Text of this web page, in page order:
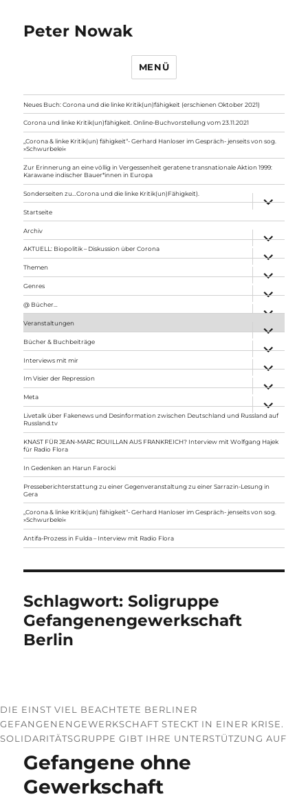
Peter Nowak
MENÜ
Neues Buch: Corona und die linke Kritik(un)fähigkeit (erschienen Oktober 2021)
Corona und linke Kritik(un)fähigkeit. Online-Buchvorstellung vom 23.11.2021
„Corona & linke Kritik(un) fähigkeit“- Gerhard Hanloser im Gespräch- jenseits von sog.
»Schwurbelei«
Zur Erinnerung an eine völlig in Vergessenheit geratene transnationale Aktion 1999:
Karawane indischer Bauer*innen in Europa
Sonderseiten zu…Corona und die linke Kritik(un)Fähigkeit).
anzeigen
Startseite
Archiv
anzeigen
AKTUELL: Biopolitik – Diskussion über Corona
anzeigen
Themen
anzeigen
Genres
anzeigen
@ Bücher…
Veranstaltungen
anzeigen
Bücher & Buchbeiträge
anzeigen
Interviews mit mir
anzeigen
Im Visier der Repression
anzeigen
Meta
anzeigen
Livetalk über Fakenews und Desinformation zwischen Deutschland und Russland auf
Russland.tv
KNAST FÜR JEAN-MARC ROUILLAN AUS FRANKREICH? Interview mit Wolfgang Hajek
für Radio Flora
In Gedenken an Harun Farocki
Presseberichterstattung zu einer Gegenveranstaltung zu einer Sarrazin-Lesung in
Gera
„Corona & linke Kritik(un) fähigkeit“- Gerhard Hanloser im Gespräch- jenseits von sog.
»Schwurbelei«
Antifa-Prozess in Fulda – Interview mit Radio Flora
Schlagwort:Soligruppe
Gefangenengewerkschaft
Berlin
DIE EINST VIEL BEACHTETE BERLINER
GEFANGENENGEWERKSCHAFT STECKT IN EINER KRISE.
SOLIDARITÄTSGRUPPE GIBT IHRE UNTERSTÜTZUNG AUF
Gefangene ohne
Gewerkschaft